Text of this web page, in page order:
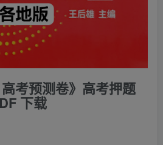
考预测卷》高考押题
下载